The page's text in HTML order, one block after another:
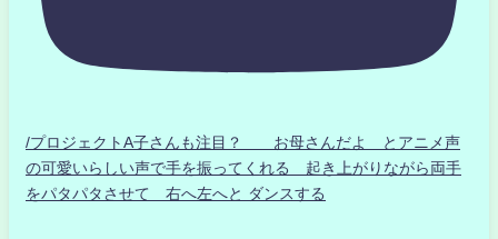
/プロジェクトA子さんも注目？ お母さんだよ とアニメ声
の可愛いらしい声で手を振ってくれる 起き上がりながら両手
をパタパタさせて 右へ左へと ダンスする